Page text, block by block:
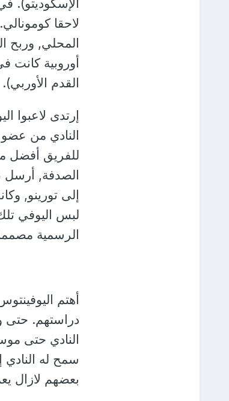
لاحقا
القدم الأوربي).
إرتدى لاعبوا
النادي من عضو
للفريق أفضل
الصدفة, أرسل
إلى تورينو,
لبس اليوفي
الرسمية
أهتم
دراستهم. حتى
سمح له
بعضهم لازال